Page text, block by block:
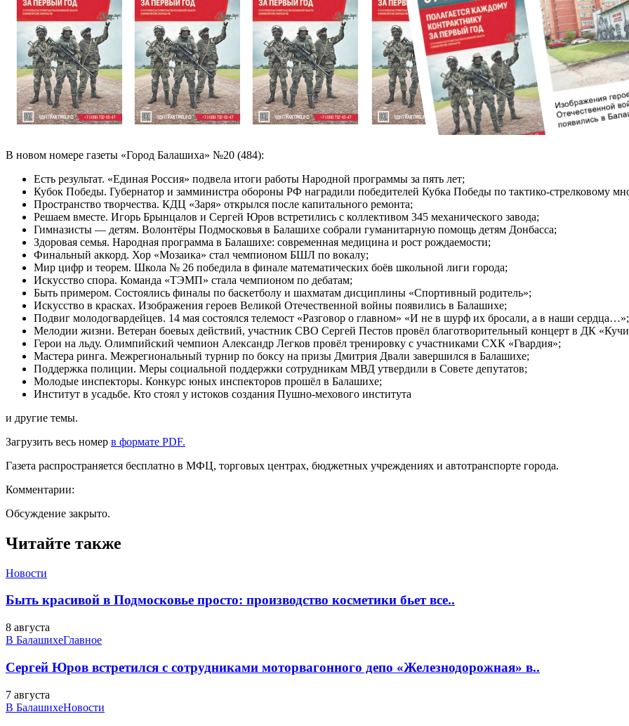
В новом номере газеты «Город Балашиха» №20 (484):
Есть результат. «Единая Россия» подвела итоги работы Народной программы за пять лет;
Кубок Победы. Губернатор и замминистра обороны РФ наградили победителей Кубка Победы по тактико-стрелковому
Пространство творчества. КДЦ «Заря» открылся после капитального ремонта;
Решаем вместе. Игорь Брынцалов и Сергей Юров встретились с коллективом 345 механического завода;
Гимназисты — детям. Волонтёры Подмосковья в Балашихе собрали гуманитарную помощь детям Донбасса;
Здоровая семья. Народная программа в Балашихе: современная медицина и рост рождаемости;
Финальный аккорд. Хор «Мозаика» стал чемпионом БШЛ по вокалу;
Мир цифр и теорем. Школа № 26 победила в финале математических боёв школьной лиги города;
Искусство спора. Команда «ТЭМП» стала чемпионом по дебатам;
Быть примером. Состоялись финалы по баскетболу и шахматам дисциплины «Спортивный родитель»;
Искусство в красках. Изображения героев Великой Отечественной войны появились в Балашихе;
Подвиг молодогвардейцев. 14 мая состоялся телемост «Разговор о главном» «И не в шурф их бросали, а в наши сердца…»;
Мелодии жизни. Ветеран боевых действий, участник СВО Сергей Пестов провёл благотворительный концерт в ДК
Герои на льду. Олимпийский чемпион Александр Легков провёл тренировку с участниками СХК «Гвардия»;
Мастера ринга. Межрегиональный турнир по боксу на призы Дмитрия Двали завершился в Балашихе;
Поддержка полиции. Меры социальной поддержки сотрудникам МВД утвердили в Совете депутатов;
Молодые инспекторы. Конкурс юных инспекторов прошёл в Балашихе;
Институт в усадьбе. Кто стоял у истоков создания Пушно-мехового института
и другие темы.
Загрузить весь номер в формате PDF.
Газета распространяется бесплатно в МФЦ, торговых центрах, бюджетных учреждениях и автотранспорте города.
Комментарии:
Обсуждение закрыто.
Читайте также
Новости
Быть красивой в Подмосковье просто: производство косметики бьет все..
8 августа
В БалашихеГлавное
Сергей Юров встретился с сотрудниками моторвагонного депо «Железнодорожная» в..
7 августа
В БалашихеНовости